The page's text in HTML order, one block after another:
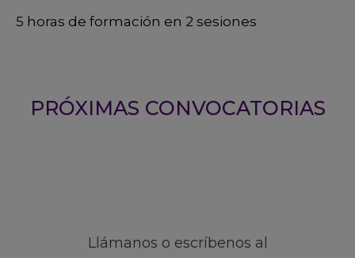
5 horas de formación en 2 sesiones
PRÓXIMAS CONVOCATORIAS
Llámanos o escríbenos al